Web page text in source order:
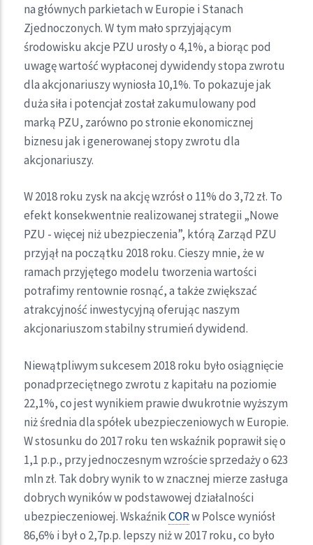
na głównych parkietach w Europie i Stanach
Zjednoczonych. W tym mało sprzyjającym
środowisku akcje PZU urosły o 4,1%, a biorąc pod
uwagę wartość wypłaconej dywidendy stopa zwrotu
dla akcjonariuszy wyniosła 10,1%. To pokazuje jak
duża siła i potencjał został zakumulowany pod
marką PZU, zarówno po stronie ekonomicznej
biznesu jak i generowanej stopy zwrotu dla
akcjonariuszy.
W 2018 roku zysk na akcję wzrósł o 11% do 3,72 zł. To
efekt konsekwentnie realizowanej strategii „Nowe
PZU - więcej niż ubezpieczenia”, którą Zarząd PZU
przyjął na początku 2018 roku. Cieszy mnie, że w
ramach przyjętego modelu tworzenia wartości
potrafimy rentownie rosnąć, a także zwiększać
atrakcyjność inwestycyjną oferując naszym
akcjonariuszom stabilny strumień dywidend.
Niewątpliwym sukcesem 2018 roku było osiągnięcie
ponadprzeciętnego zwrotu z kapitału na poziomie
22,1%, co jest wynikiem prawie dwukrotnie wyższym
niż średnia dla spółek ubezpieczeniowych w Europie.
W stosunku do 2017 roku ten wskaźnik poprawił się o
1,1 p.p., przy jednoczesnym wzroście sprzedaży o 623
mln zł. Tak dobry wynik to w znacznej mierze zasługa
dobrych wyników w podstawowej działalności
ubezpieczeniowej. WskaźnikCORw Polsce wyniósł
86,6% i był o 2,7p.p. lepszy niż w 2017 roku, co było